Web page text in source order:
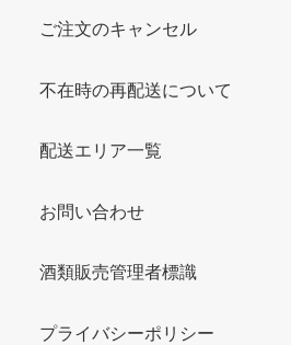
ご注文のキャンセル
不在時の再配送について
配送エリア一覧
お問い合わせ
酒類販売管理者標識
プライバシーポリシー